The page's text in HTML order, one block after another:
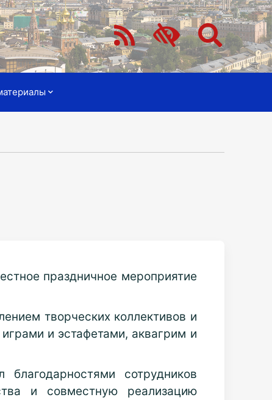
праздничное мероприятие
творческих коллективов и
и эстафетами, аквагрим и
сотрудников
и совместную реализацию